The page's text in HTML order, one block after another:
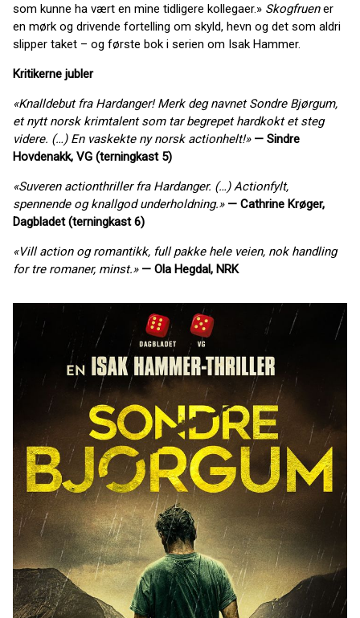
som kunne ha vært en mine tidligere kollegaer.» Skogfruener
en mørk og drivende fortelling om skyld, hevn og det som aldri
slipper taket – og første bok i serien om Isak Hammer.
Kritikerne jubler
«Knalldebut fra Hardanger! Merk deg navnet Sondre Bjørgum,
et nytt norsk krimtalent som tar begrepet hardkokt et steg
videre. (…) En vaskekte ny norsk actionhelt!» — Sindre
Hovdenakk, VG (terningkast 5)
«Suveren actionthriller fra Hardanger. (…) Actionfylt,
spennende og knallgod underholdning.» — Cathrine Krøger,
Dagbladet (terningkast 6)
«Vill action og romantikk, full pakke hele veien, nok handling
for tre romaner, minst.» — Ola Hegdal, NRK